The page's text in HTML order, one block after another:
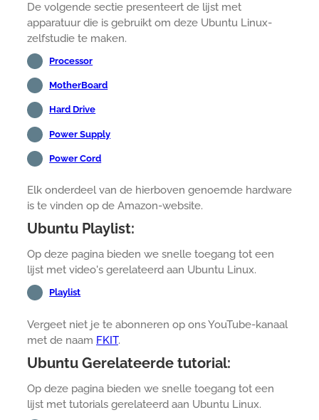
De volgende sectie presenteert de lijst met
apparatuur die is gebruikt om deze Ubuntu Linux-
zelfstudie te maken.
Processor
MotherBoard
Hard Drive
Power Supply
Power Cord
Elk onderdeel van de hierboven genoemde hardware
is te vinden op de Amazon-website.
Ubuntu Playlist:
Op deze pagina bieden we snelle toegang tot een
lijst met video's gerelateerd aan Ubuntu Linux.
Playlist
Vergeet niet je te abonneren op ons YouTube-kanaal
met de naam FKIT.
Ubuntu Gerelateerde tutorial:
Op deze pagina bieden we snelle toegang tot een
lijst met tutorials gerelateerd aan Ubuntu Linux.